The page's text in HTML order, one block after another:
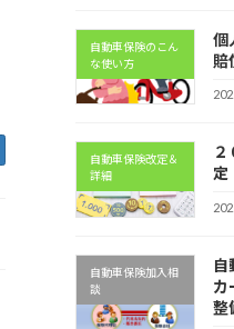
自動車保険のこん
な使い方
個
賠
自動車保険改定＆
詳細
定
自動車保険加入相
談
自
カ
整